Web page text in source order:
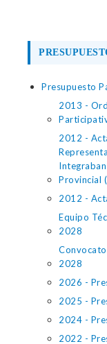
Presupuesto
2013 -
2012 -
Provincial
2012 -
Equipo
2028
2028
2026 -
2025 -
2024 -
2022 -